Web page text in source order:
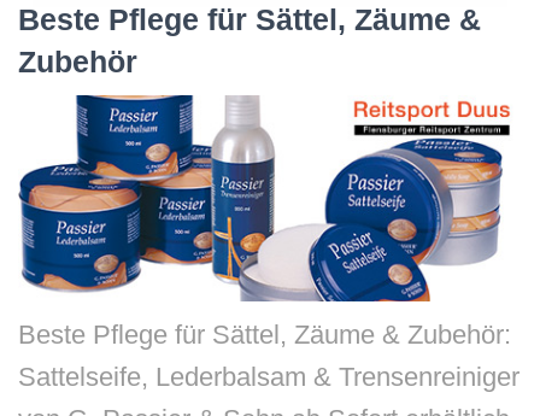
Beste Pflege für Sättel, Zäume &
Zubehör
Beste Pflege für Sättel, Zäume & Zubehör:
Sattelseife, Lederbalsam & Trensenreiniger